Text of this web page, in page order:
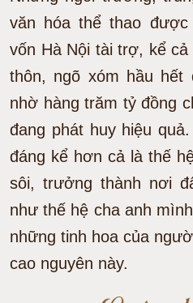
văn hóa thể thao
vốn Hà Nội tài trợ, kể
thôn, ngõ xóm hầu
nhờ hàng trăm tỷ đồng
đang phát huy hiệu
đáng kể hơn cả là thế
sôi, trưởng thành nơi
như thế hệ cha anh
những tinh hoa của
cao nguyên này.